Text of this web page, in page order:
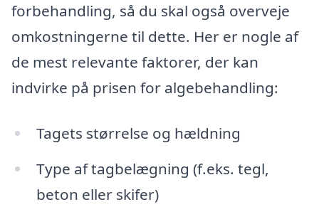
forbehandling, så du skal også overveje
omkostningerne til dette. Her er nogle af
de mest relevante faktorer, der kan
indvirke på prisen for algebehandling:
Tagets størrelse og hældning
Type af tagbelægning (f.eks. tegl,
beton eller skifer)